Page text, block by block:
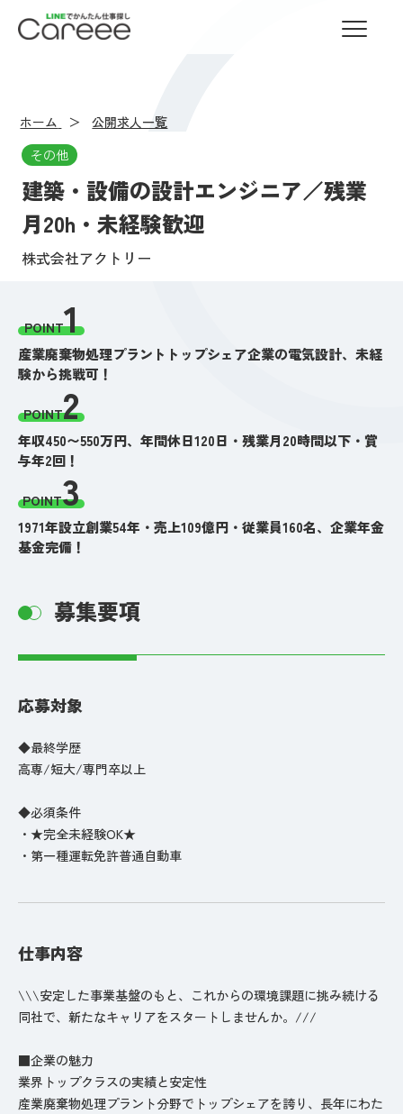
LINEでかんたん仕事探し Careee
ホーム
公開求人一覧
その他
建築・設備の設計エンジニア／残業
月20h・未経験歓迎
株式会社アクトリー
POINT1
産業廃棄物処理プラントトップシェア企業の電気設計、未経
験から挑戦可！
POINT2
年収450〜550万円、年間休日120日・残業月20時間以下・賞
与年2回！
POINT3
1971年設立創業54年・売上109億円・従業員160名、企業年金
基金完備！
募集要項
応募対象
◆最終学歴
高専/短大/専門卒以上
◆必須条件
・★完全未経験OK★
・第一種運転免許普通自動車
仕事内容
\\\安定した事業基盤のもと、これからの環境課題に挑み続ける
同社で、新たなキャリアをスタートしませんか。///
■企業の魅力
業界トップクラスの実績と安定性
産業廃棄物処理プラント分野でトップシェアを誇り、長年にわた